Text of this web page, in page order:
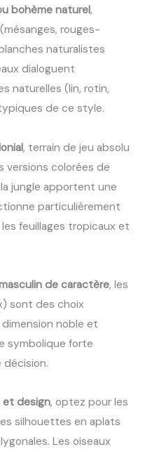
bohème naturel,
rouges-
naturalistes
dialoguent
naturelles (lin, rotin,
de ce style.
, terrain de jeu absolu
versions colorées de
jungle apportent une
particulièrement
feuillages tropicaux et
de caractère, les
sont des choix
noble et
symbolique forte
décision.
et design, optez pour les
silhouettes en aplats
Les oiseaux